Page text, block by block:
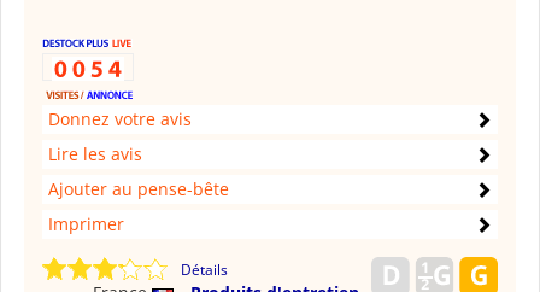
Donnez votre avis
Lire les avis
Ajouter au pense-bête
Imprimer
Détails